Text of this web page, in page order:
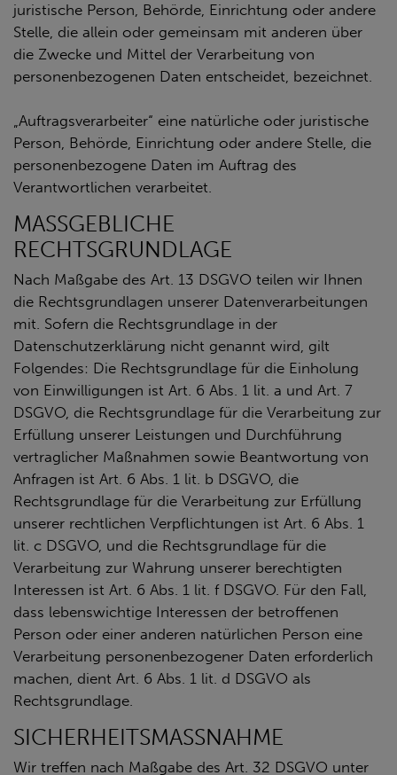
juristische Person, Behörde, Einrichtung oder andere
Stelle, die allein oder gemeinsam mit anderen über
die Zwecke und Mittel der Verarbeitung von
personenbezogenen Daten entscheidet, bezeichnet.
„Auftragsverarbeiter“ eine natürliche oder juristische
Person, Behörde, Einrichtung oder andere Stelle, die
personenbezogene Daten im Auftrag des
Verantwortlichen verarbeitet.
MASSGEBLICHE
RECHTSGRUNDLAGE
Nach Maßgabe des Art. 13 DSGVO teilen wir Ihnen
die Rechtsgrundlagen unserer Datenverarbeitungen
mit. Sofern die Rechtsgrundlage in der
Datenschutzerklärung nicht genannt wird, gilt
Folgendes: Die Rechtsgrundlage für die Einholung
von Einwilligungen ist Art. 6 Abs. 1 lit. a und Art. 7
DSGVO, die Rechtsgrundlage für die Verarbeitung zur
Erfüllung unserer Leistungen und Durchführung
vertraglicher Maßnahmen sowie Beantwortung von
Anfragen ist Art. 6 Abs. 1 lit. b DSGVO, die
Rechtsgrundlage für die Verarbeitung zur Erfüllung
unserer rechtlichen Verpflichtungen ist Art. 6 Abs. 1
lit. c DSGVO, und die Rechtsgrundlage für die
Verarbeitung zur Wahrung unserer berechtigten
Interessen ist Art. 6 Abs. 1 lit. f DSGVO. Für den Fall,
dass lebenswichtige Interessen der betroffenen
Person oder einer anderen natürlichen Person eine
Verarbeitung personenbezogener Daten erforderlich
machen, dient Art. 6 Abs. 1 lit. d DSGVO als
Rechtsgrundlage.
SICHERHEITSMASSNAHME
Wir treffen nach Maßgabe des Art. 32 DSGVO unter